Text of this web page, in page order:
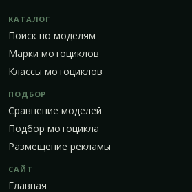
КАТАЛОГ
Поиск по моделям
Марки мотоциклов
Классы мотоциклов
ПОДБОР
Сравнение моделей
Подбор мотоцикла
Размещение рекламы
САЙТ
Главная